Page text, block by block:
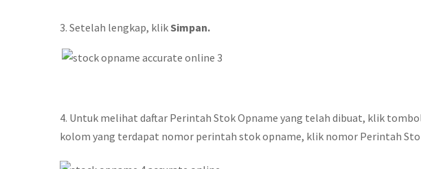
3. Setelah lengkap, klik Simpan.
4. Untuk melihat daftar Perintah Stok Opname yang telah dibuat, klik
kolom yang terdapat nomor perintah stok opname, klik nomor Perintah